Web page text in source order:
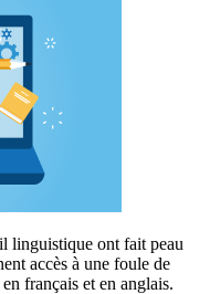
linguistique ont fait peau
accès à une foule de
français et en anglais.